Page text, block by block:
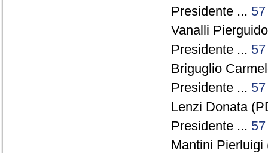
Presidente ... 57
Vanalli
Presidente ... 57
Briguglio
Presidente ... 57
Lenzi Donata
Presidente ... 57
Mantini